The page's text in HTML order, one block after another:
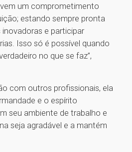
um comprometimento
estando sempre pronta
e participar
Isso só é possível quando
no que se faz”,
com outros profissionais, ela
e o espírito
seu ambiente de trabalho e
seja agradável e a mantém